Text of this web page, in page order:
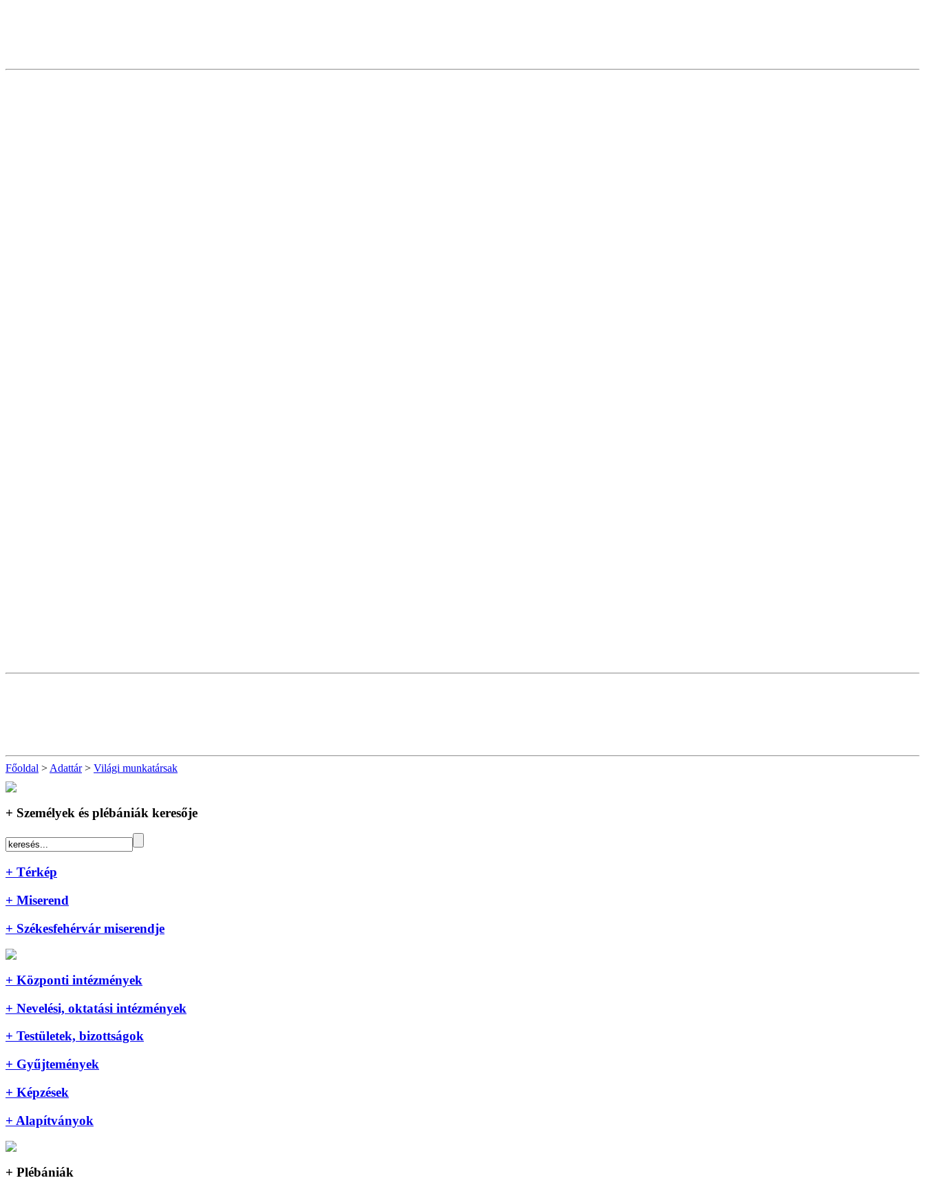
Főoldal > Adattár> Világi munkatársak
+ Személyek és plébániák keresője
+ Térkép
+ Miserend
+ Székesfehérvár miserendje
+ Központi intézmények
+ Nevelési, oktatási intézmények
+ Testületek, bizottságok
+ Gyűjtemények
+ Képzések
+ Alapítványok
+ Plébániák